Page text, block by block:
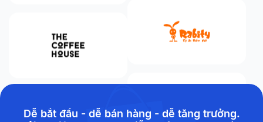
Dễ bắt đầu - dễ bán hàng - dễ tăng trưởng.